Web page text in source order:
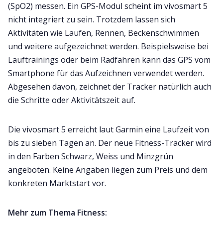
(SpO2) messen. Ein GPS-Modul scheint im vivosmart 5
nicht integriert zu sein. Trotzdem lassen sich
Aktivitäten wie Laufen, Rennen, Beckenschwimmen
und weitere aufgezeichnet werden. Beispielsweise bei
Lauftrainings oder beim Radfahren kann das GPS vom
Smartphone für das Aufzeichnen verwendet werden.
Abgesehen davon, zeichnet der Tracker natürlich auch
die Schritte oder Aktivitätszeit auf.
Die vivosmart 5 erreicht laut Garmin eine Laufzeit von
bis zu sieben Tagen an. Der neue Fitness-Tracker wird
in den Farben Schwarz, Weiss und Minzgrün
angeboten. Keine Angaben liegen zum Preis und dem
konkreten Marktstart vor.
Mehr zum Thema Fitness: